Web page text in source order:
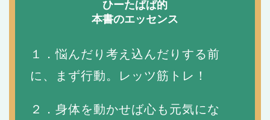
ひーたぱぱ的
本書のエッセンス
１．悩んだり考え込んだりする前
に、まず行動。レッツ筋トレ！
２．身体を動かせば心も元気にな